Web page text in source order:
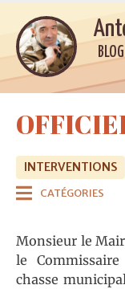
BLOG
INTERVENTIONS
CATÉGORIES
Monsieur le
le
chasse